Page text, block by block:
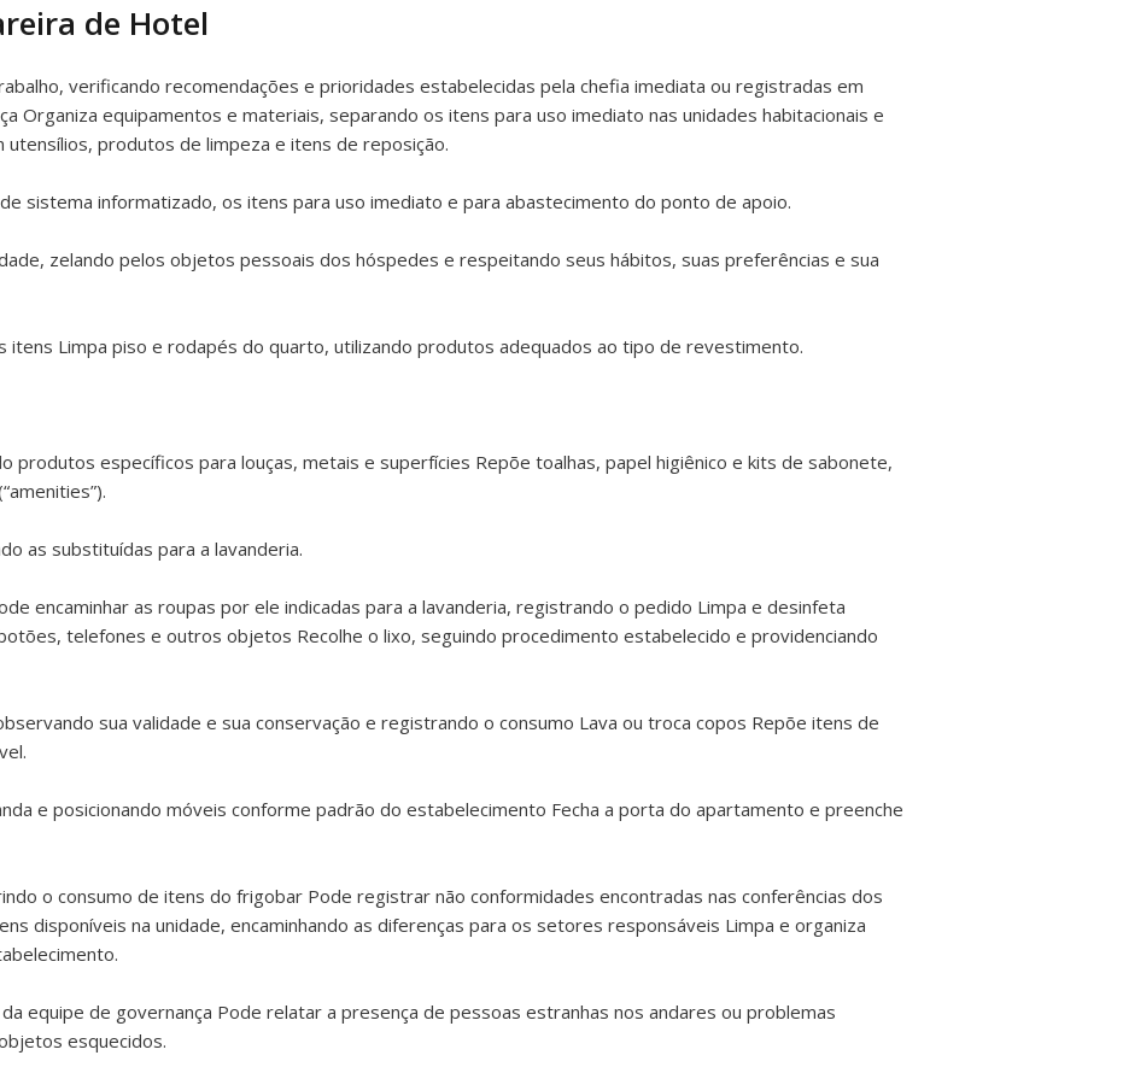
de Hotel
verificando recomendações e prioridades estabelecidas pela chefia imediata ou registradas em
Organiza equipamentos e materiais, separando os itens para uso imediato nas unidades habitacionais e
produtos de limpeza e itens de reposição.
sistema informatizado, os itens para uso imediato e para abastecimento do ponto de apoio.
zelando pelos objetos pessoais dos hóspedes e respeitando seus hábitos, suas preferências e sua
itens Limpa piso e rodapés do quarto, utilizando produtos adequados ao tipo de revestimento.
produtos específicos para louças, metais e superfícies Repõe toalhas, papel higiênico e kits de sabonete,
as substituídas para a lavanderia.
encaminhar as roupas por ele indicadas para a lavanderia, registrando o pedido Limpa e desinfeta
telefones e outros objetos Recolhe o lixo, seguindo procedimento estabelecido e providenciando
sua validade e sua conservação e registrando o consumo Lava ou troca copos Repõe itens de
e posicionando móveis conforme padrão do estabelecimento Fecha a porta do apartamento e preenche
o consumo de itens do frigobar Pode registrar não conformidades encontradas nas conferências dos
disponíveis na unidade, encaminhando as diferenças para os setores responsáveis Limpa e organiza
equipe de governança Pode relatar a presença de pessoas estranhas nos andares ou problemas
esquecidos.